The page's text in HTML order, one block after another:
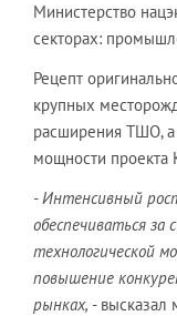
Министерство
секторах:
Рецепт
крупных
расширения ТШО, а
мощности проекта
- Интенсивный
обеспечиваться за
технологической
повышение
рынках, - высказал